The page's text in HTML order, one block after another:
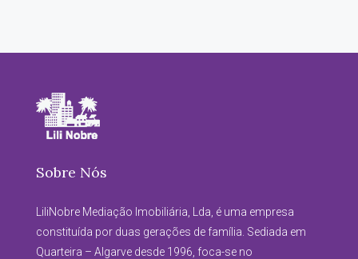
Sobre Nós
LiliNobre Mediação Imobiliária, Lda, é uma empresa
constituída por duas gerações de família. Sediada em
Quarteira – Algarve desde 1996, foca-se no